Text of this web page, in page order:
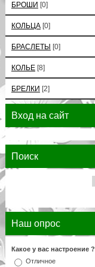
БРОШИ [0]
КОЛЬЦА [0]
БРАСЛЕТЫ [0]
КОЛЬЕ [8]
БРЕЛКИ [2]
Вход на сайт
Поиск
Наш опрос
Какое у вас настроение ?
Отличное